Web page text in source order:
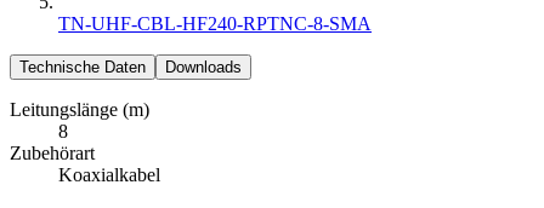
TN-UHF-CBL-HF240-RPTNC-8-SMA
Technische Daten Downloads
Leitungslänge (m)
8
Zubehörart
Koaxialkabel